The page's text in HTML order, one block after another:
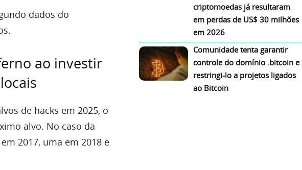
dados do
ao investir
de hacks em 2025, o
alvo. No caso da
2017, uma em 2018 e
criptomoedas já resultaram
em perdas de US$ 30 milhões
em 2026
Comunidade tenta garantir
controle do domínio .bitcoin e
restringi-lo a projetos ligados
ao Bitcoin